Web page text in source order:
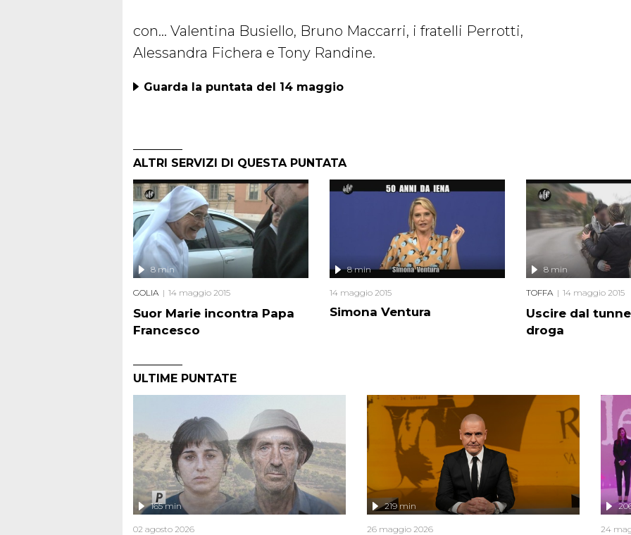
con… Valentina Busiello, Bruno Maccarri, i fratelli Perrotti,
Alessandra Fichera e Tony Randine.
Guarda la puntata del 14 maggio
ALTRI SERVIZI DI QUESTA PUNTATA
Suor Marie incontra Papa
Francesco
8 min
GOLIA 14 maggio 2015
Simona Ventura
8 min
14 maggio 2015
Uscire dal
droga
8 min
TOFFA 14 maggio 2015
ULTIME PUNTATE
165 min
02 agosto 2026
219 min
26 maggio 2026 24